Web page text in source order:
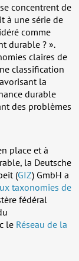
concentrent de
à une série de
comme
durable ? ».
claires de
classification
la
durable
des problèmes
place et à
la Deutsche
(GIZ) GmbH a
taxonomies de
fédéral
le Réseau de la